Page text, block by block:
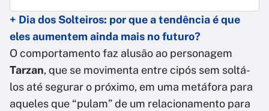
+ Dia dos Solteiros: por que a tendência é que
eles aumentem ainda mais no futuro?
O comportamento faz alusão ao personagem
Tarzan, que se movimenta entre cipós sem soltá-
los até segurar o próximo, em uma metáfora para
aqueles que “pulam” de um relacionamento para